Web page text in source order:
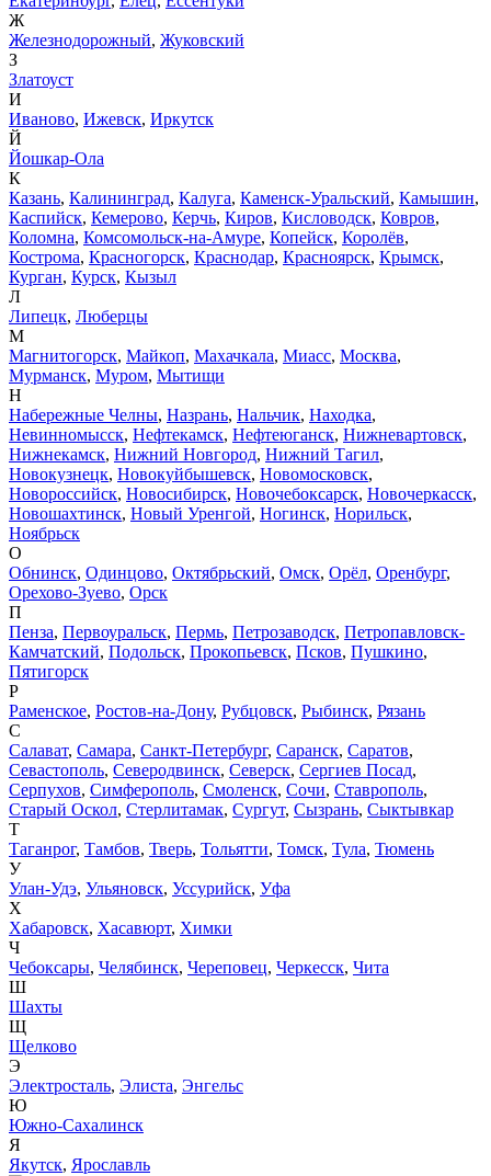
Ж
Железнодорожный, Жуковский
З
Златоуст
И
Иваново, Ижевск, Иркутск
Й
Йошкар-Ола
К
Казань, Калининград, Калуга, Каменск-Уральский, Камышин,
Каспийск, Кемерово, Керчь, Киров, Кисловодск, Ковров,
Коломна, Комсомольск-на-Амуре, Копейск, Королёв,
Кострома, Красногорск, Краснодар, Красноярск, Крымск,
Курган, Курск, Кызыл
Л
Липецк, Люберцы
М
Магнитогорск, Майкоп, Махачкала, Миасс, Москва,
Мурманск, Муром, Мытищи
Н
Набережные Челны, Назрань, Нальчик, Находка,
Невинномысск, Нефтекамск, Нефтеюганск, Нижневартовск,
Нижнекамск, Нижний Новгород, Нижний Тагил,
Новокузнецк, Новокуйбышевск, Новомосковск,
Новороссийск, Новосибирск, Новочебоксарск, Новочеркасск,
Новошахтинск, Новый Уренгой, Ногинск, Норильск,
Ноябрьск
О
Обнинск, Одинцово, Октябрьский, Омск, Орёл, Оренбург,
Орехово-Зуево, Орск
П
Пенза, Первоуральск, Пермь, Петрозаводск, Петропавловск-
Камчатский, Подольск, Прокопьевск, Псков, Пушкино,
Пятигорск
Р
Раменское, Ростов-на-Дону, Рубцовск, Рыбинск, Рязань
С
Салават, Самара, Санкт-Петербург, Саранск, Саратов,
Севастополь, Северодвинск, Северск, Сергиев Посад,
Серпухов, Симферополь, Смоленск, Сочи, Ставрополь,
Старый Оскол, Стерлитамак, Сургут, Сызрань, Сыктывкар
Т
Таганрог, Тамбов, Тверь, Тольятти, Томск, Тула, Тюмень
У
Улан-Удэ, Ульяновск, Уссурийск, Уфа
Х
Хабаровск, Хасавюрт, Химки
Ч
Чебоксары, Челябинск, Череповец, Черкесск, Чита
Ш
Шахты
Щ
Щелково
Э
Электросталь, Элиста, Энгельс
Ю
Южно-Сахалинск
Я
Якутск, Ярославль